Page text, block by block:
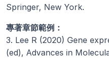
Springer, New York.
專著章節範例：
3. Lee R (2020) Gene
(ed), Advances in